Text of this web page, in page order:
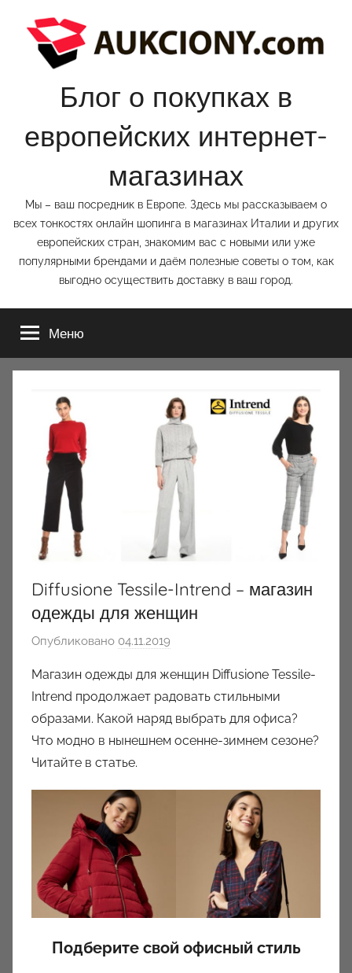
содержимому
Блог о покупках в
европейских интернет-
магазинах
Мы – ваш посредник в Европе. Здесь мы рассказываем о
всех тонкостях онлайн шопинга в магазинах Италии и других
европейских стран, знакомим вас с новыми или уже
популярными брендами и даём полезные советы о том, как
выгодно осуществить доставку в ваш город.
Меню
Diffusione Tessile-Intrend – магазин
одежды для женщин
Опубликовано 04.11.2019
т
о
р
о
Магазин одежды для женщин Diffusione Tessile-
Intrend продолжает радовать стильными
образами. Какой наряд выбрать для офиса?
Что модно в нынешнем осенне-зимнем сезоне?
Читайте в статье.
Подберите свой офисный стиль